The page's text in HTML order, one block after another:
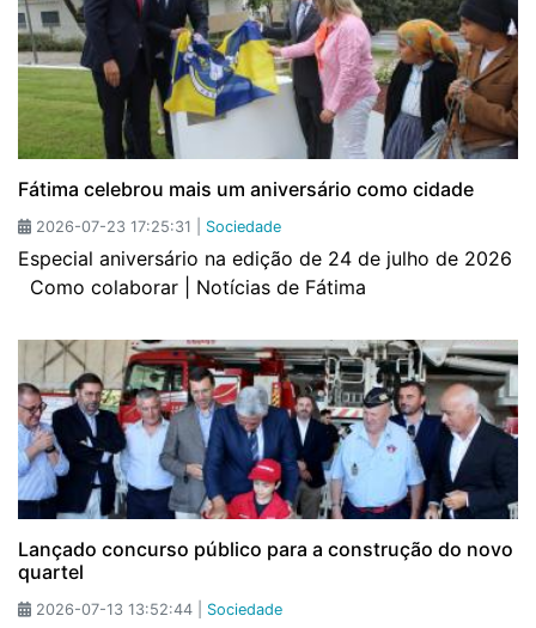
Fátima celebrou mais um aniversário como cidade
2026-07-23 17:25:31 | Sociedade
Especial aniversário na edição de 24 de julho de 2026
Como colaborar | Notícias de Fátima
Lançado concurso público para a construção do novo
quartel
2026-07-13 13:52:44 | Sociedade